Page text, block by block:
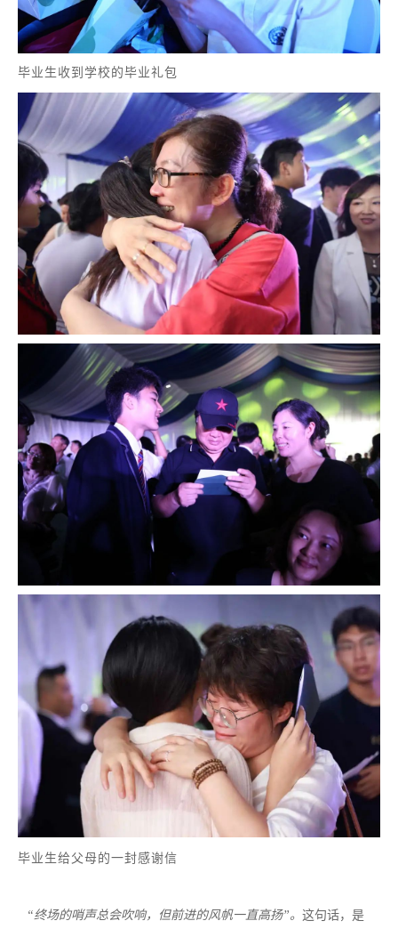
毕业生收到学校的毕业礼包
毕业生给父母的一封感谢信
“终场的哨声总会吹响，但前进的风帆一直高扬”。 这句话，是